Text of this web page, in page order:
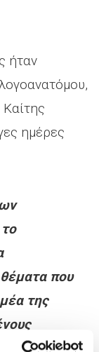
ήταν
ημέρες
θέματα που
της
Θεσσαλίας.